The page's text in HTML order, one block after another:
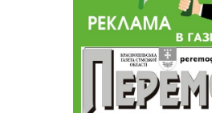
20:00
28 лип
Житлові
підготовка до
підтримка
засідання
селищної ради